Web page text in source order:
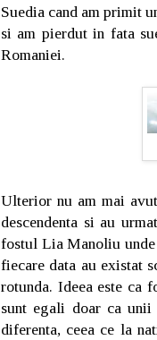
Suedia cand am primit
si am pierdut in fata
Romaniei.
Ulterior nu am mai
descendenta si au
fostul Lia Manoliu unde
fiecare data au existat
rotunda. Ideea este ca
sunt egali doar ca
diferenta, ceea ce la